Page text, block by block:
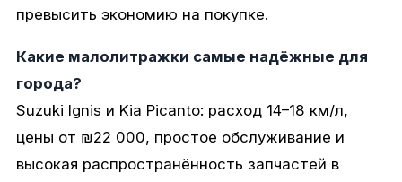
превысить экономию на покупке.
Какие малолитражки самые надёжные для
города?
Suzuki Ignis и Kia Picanto: расход 14–18 км/л,
цены от ₪22 000, простое обслуживание и
высокая распространённость запчастей в